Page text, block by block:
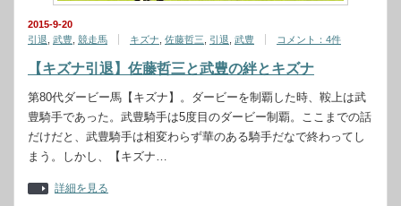
2015-9-20
引退 武豊 競走馬 キズナ 佐藤哲三 引退 武豊 コメント：4件
【キズナ引退】佐藤哲三と武豊の絆とキズナ
第80代ダービー馬【キズナ】。ダービーを制覇した時、鞍上は武
豊騎手であった。武豊騎手は5度目のダービー制覇。ここまでの話
だけだと、武豊騎手は相変わらず華のある騎手だなで終わってし
まう。しかし、【キズナ…
詳細を見る